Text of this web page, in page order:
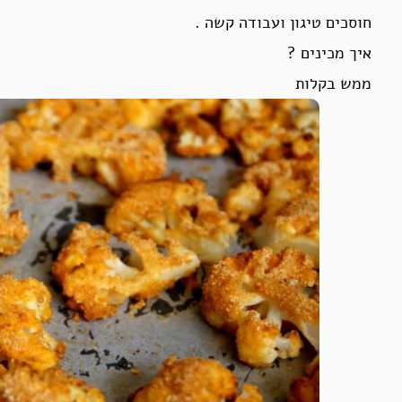
חוסכים טיגון ועבודה קשה .
איך מכינים ?
ממש בקלות